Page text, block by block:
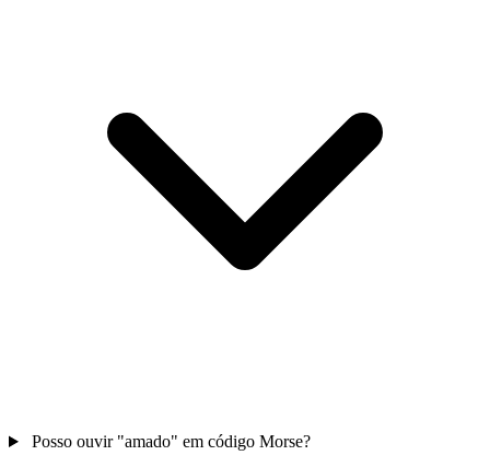
Posso ouvir "amado" em código Morse?